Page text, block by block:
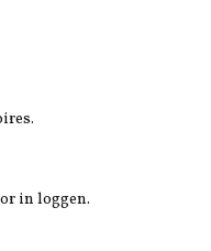
in loggen.